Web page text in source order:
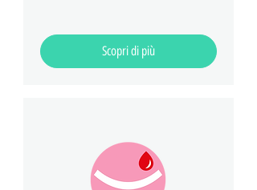
Scopri di più